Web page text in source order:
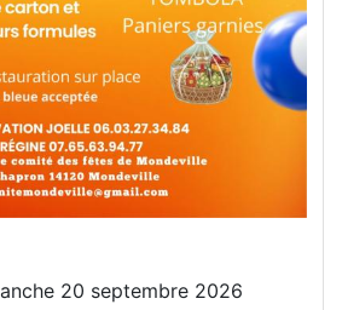
20 septembre 2026